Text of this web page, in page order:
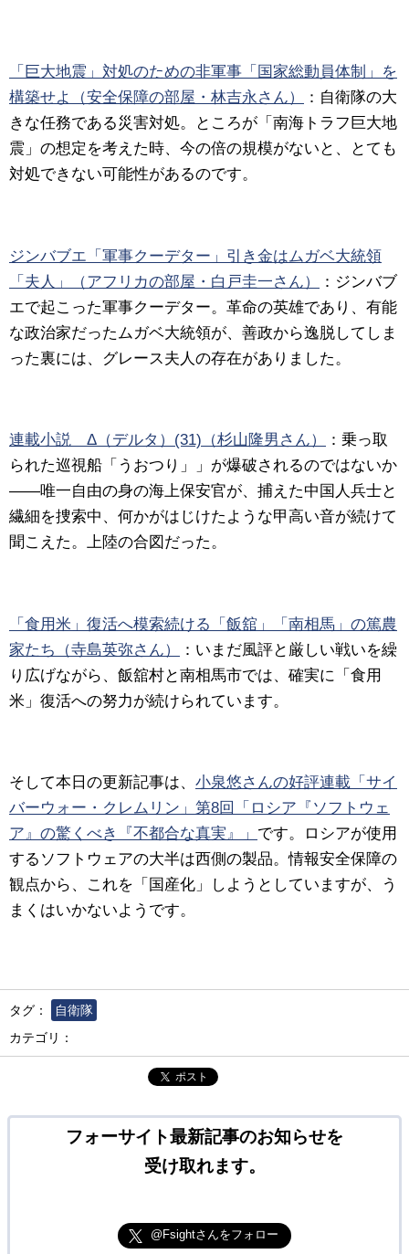
「巨大地震」対処のための非軍事「国家総動員体制」を
構築せよ（安全保障の部屋・林吉永さん）
：自衛隊の大
きな任務である災害対処。ところが「南海トラフ巨大地
震」の想定を考えた時、今の倍の規模がないと、とても
対処できない可能性があるのです。
ジンバブエ「軍事クーデター」引き金はムガベ大統領
「夫人」（アフリカの部屋・白戸圭一さん）
：ジンバブ
エで起こった軍事クーデター。革命の英雄であり、有能
な政治家だったムガベ大統領が、善政から逸脱してしま
った裏には、グレース夫人の存在がありました。
連載小説 Δ（デルタ）(31)（杉山隆男さん）
：乗っ取
られた巡視船「うおつり」」が爆破されるのではないか
――唯一自由の身の海上保安官が、捕えた中国人兵士と
繊細を捜索中、何かがはじけたような甲高い音が続けて
聞こえた。上陸の合図だった。
「食用米」復活へ模索続ける「飯舘」「南相馬」の篤農
家たち（寺島英弥さん）
：いまだ風評と厳しい戦いを繰
り広げながら、飯舘村と南相馬市では、確実に「食用
米」復活への努力が続けられています。
そして本日の更新記事は、 小泉悠さんの好評連載「サイ
バーウォー・クレムリン」第8回「ロシア『ソフトウェ
ア』の驚くべき『不都合な真実』」 です。ロシアが使用
するソフトウェアの大半は西側の製品。情報安全保障の
観点から、これを「国産化」しようとしていますが、う
まくはいかないようです。
タグ：
自衛隊
カテゴリ：
ポスト
フォーサイト最新記事のお知らせを
受け取れます。
@Fsightさんをフォロー